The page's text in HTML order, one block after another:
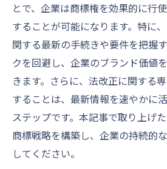
とで、企業は商標権を効果的に行
することが可能になります。特に
関する最新の手続きや要件を把握
クを回避し、企業のブランド価値
きます。さらに、法改正に関する
することは、最新情報を速やかに
ステップです。本記事で取り上げ
商標戦略を構築し、企業の持続的
してください。